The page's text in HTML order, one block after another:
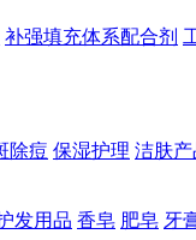
补强填充体系配合剂
除痘 保湿护理 洁肤产
发用品 香皂 肥皂 牙